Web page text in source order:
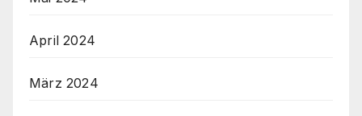
April 2024
März 2024